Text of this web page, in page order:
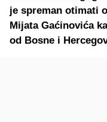
je spreman otimati
Mijata Gaćinovića
od Bosne i